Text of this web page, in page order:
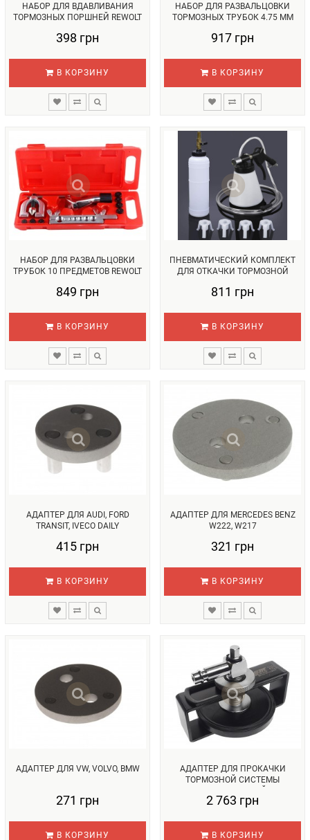
НАБОР ДЛЯ ВДАВЛИВАНИЯ
ТОРМОЗНЫХ ПОРШНЕЙ REWOLT
398 грн
В КОРЗИНУ
НАБОР ДЛЯ РАЗВАЛЬЦОВКИ
ТОРМОЗНЫХ ТРУБОК 4.75 ММ
917 грн
В КОРЗИНУ
НАБОР ДЛЯ РАЗВАЛЬЦОВКИ
ТРУБОК 10 ПРЕДМЕТОВ REWOLT
849 грн
В КОРЗИНУ
ПНЕВМАТИЧЕСКИЙ КОМПЛЕКТ
ДЛЯ ОТКАЧКИ ТОРМОЗНОЙ
811 грн
В КОРЗИНУ
АДАПТЕР ДЛЯ AUDI, FORD
TRANSIT, IVECO DAILY
415 грн
В КОРЗИНУ
АДАПТЕР ДЛЯ MERCEDES BENZ
W222, W217
321 грн
В КОРЗИНУ
АДАПТЕР ДЛЯ VW, VOLVO, BMW
271 грн
В КОРЗИНУ
АДАПТЕР ДЛЯ ПРОКАЧКИ
ТОРМОЗНОЙ СИСТЕМЫ
2 763 грн
В КОРЗИНУ